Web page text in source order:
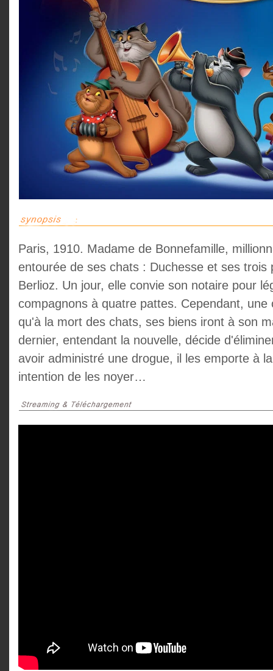
Paris, 1910. Madame de Bonnefamille,
entourée de ses chats : Duchesse et ses trois
Berlioz. Un jour, elle convie son notaire pour
compagnons à quatre pattes. Cependant,
qu'à la mort des chats, ses biens iront à son
dernier, entendant la nouvelle, décide
avoir administré une drogue, il les emporte à
intention de les noyer…